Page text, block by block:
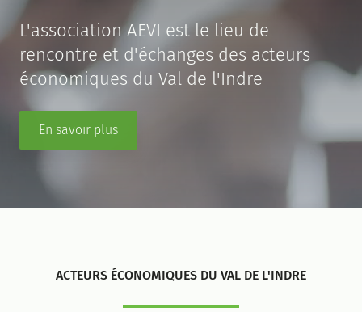
L'association AEVI est le lieu de
rencontre et d'échanges des acteurs
économiques du Val de l'Indre
En savoir plus
ACTEURS ÉCONOMIQUES DU VAL DE L'INDRE